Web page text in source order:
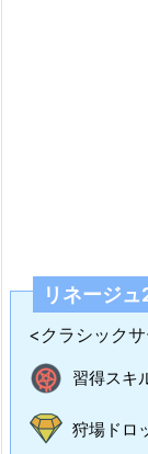
リネージ
<クラシック
習得スキ
狩場ドロ